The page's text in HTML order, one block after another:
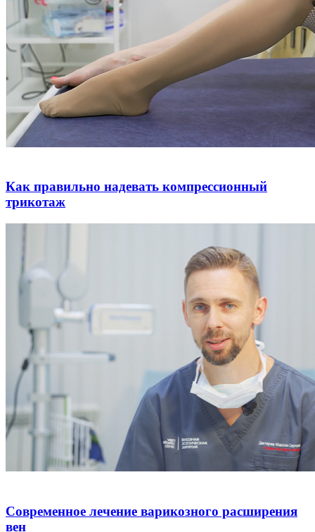
Как правильно надевать компрессионный
трикотаж
Современное лечение варикозного расширения
вен